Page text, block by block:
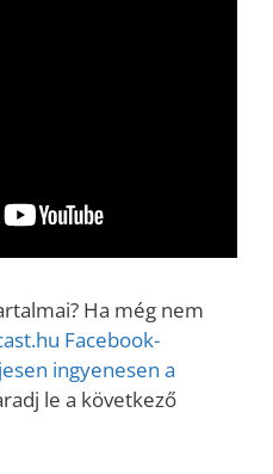
Ha még nem
u Facebook-
ingyenesen a
le a következő